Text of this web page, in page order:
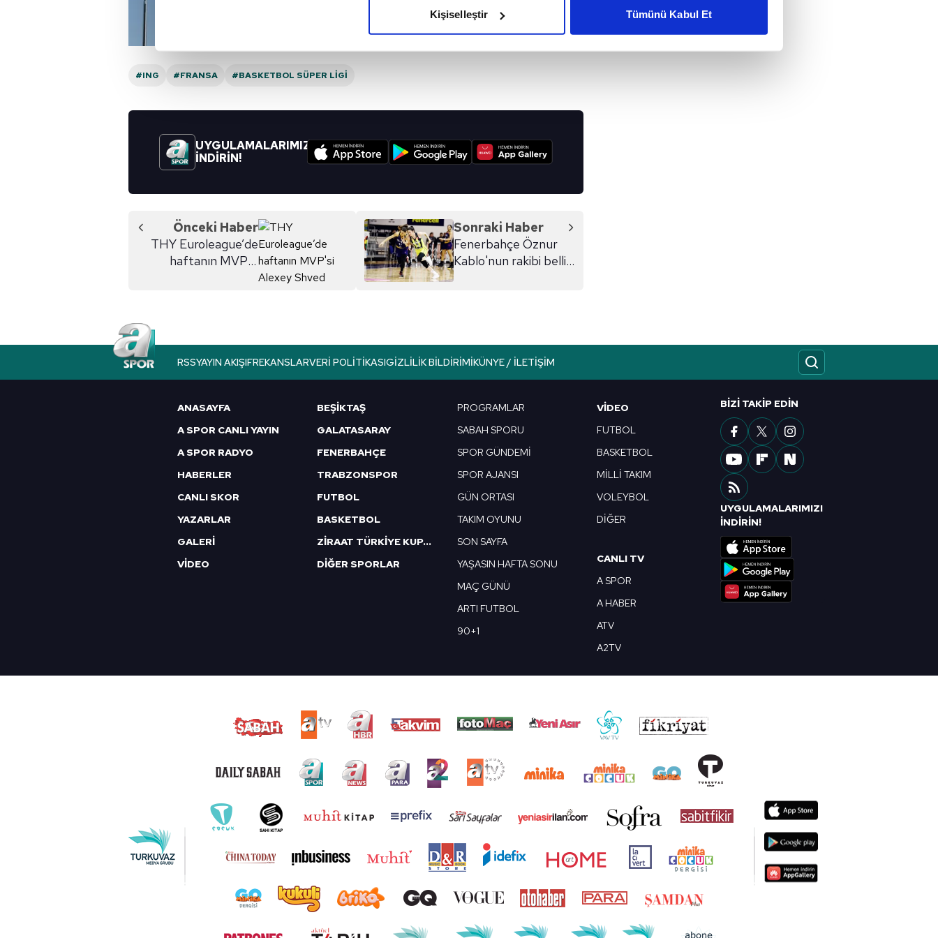
Her halükârda, kullanıcılar, bu çerezlere izin vermedikleri takdirde, kullanıcılara hedefli reklamlar gösterilmeyecektir."
Sizlere daha iyi bir hizmet sunabilmek için İnternet Sitemizde kendimize ve üçüncü kişilere ait çerezler kullanılmaktadır. Bu
Çerezlere ilişkin tercihlerinizi aşağıda yer alan panel vasıtasıyla belirleyebilirsiniz. Çerezlere ilişkin detaylı bilgi için Ayarlar
butonuna tıklayabilir,
Çerez Bilgilendirme Metnimizi ziyaret edebilirsiniz.
mevzuata uygun olarak kullanılan çerezlerle ilgili bilgi almak için lütfen
Kişiselleştir Tümünü Kabul Et
şehit düştü. Bu kahreden haberin
ardından spor camiası da
başsağlığı mesajları paylaştı...
#ING #FRANSA #BASKETBOL SÜPER LIGI
UYGULAMALARIMIZI
İNDİRİN!
Önceki Haber
THY Euroleague’de
haftanın MVP'si
Sonraki Haber
Fenerbahçe Öznur
Kablo'nun rakibi belli
RSSYAYIN AKIŞIFREKANSLARVERI POLITIKASIGIZLILIK BILDIRIMIKÜNYE / İLETIŞIM
ANASAYFA
A SPOR CANLI YAYIN
A SPOR RADYO
HABERLER
CANLI SKOR
YAZARLAR
GALERİ
VİDEO
BEŞİKTAŞ
GALATASARAY
FENERBAHÇE
TRABZONSPOR
FUTBOL
BASKETBOL
ZİRAAT TÜRKİYE KUPASI
DİĞER SPORLAR
PROGRAMLAR
SABAH SPORU
SPOR GÜNDEMİ
SPOR AJANSI
GÜN ORTASI
TAKIM OYUNU
SON SAYFA
YAŞASIN HAFTA SONU
MAÇ GÜNÜ
ARTI FUTBOL
90+1
VIDEO
FUTBOL
BASKETBOL
MİLLİ TAKIM
VOLEYBOL
DİĞER
CANLI TV
A SPOR
A HABER
ATV
A2TV
BIZI TAKIP EDIN
UYGULAMALARIMIZI
İNDİRİN!